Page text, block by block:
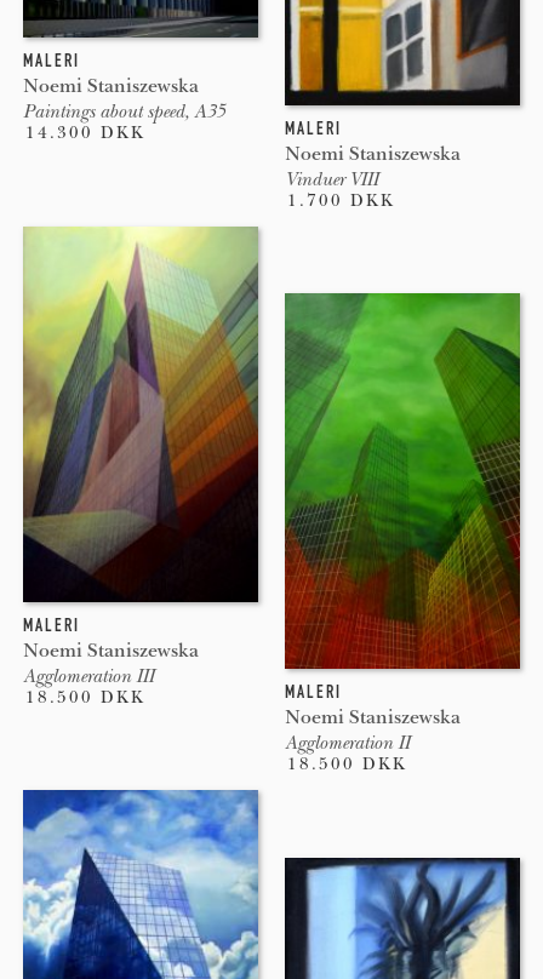
MALERI
Noemi Staniszewska
Paintings about speed, A35
14.300 DKK MALERI
Noemi Staniszewska
Vinduer VIII
1.700 DKK
MALERI
Noemi Staniszewska
Agglomeration III
18.500 DKK MALERI
Noemi Staniszewska
Agglomeration II
18.500 DKK